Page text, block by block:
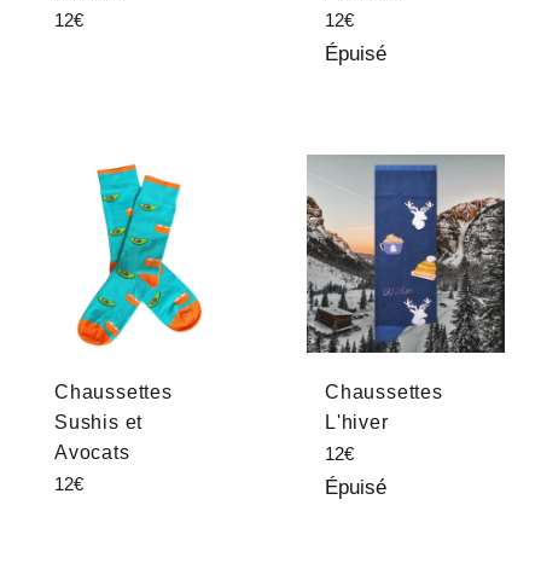
Prix
12€
Prix
régulier
12€
Épuisé
Chaussettes
Sushis et
Avocats
Prix
12€
Chaussettes
L'hiver
Prix
régulier
12€
Épuisé